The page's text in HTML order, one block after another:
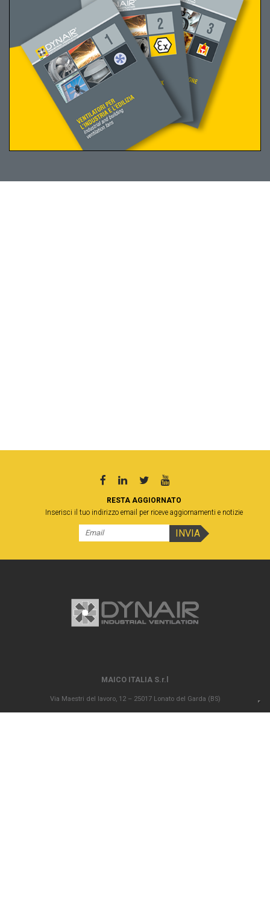
RESTA AGGIORNATO
Inserisci il tuo indirizzo email per riceve aggiornamenti e notizie
MAICO ITALIA S.r.l
Via Maestri del lavoro, 12 – 25017 Lonato del Garda (BS)